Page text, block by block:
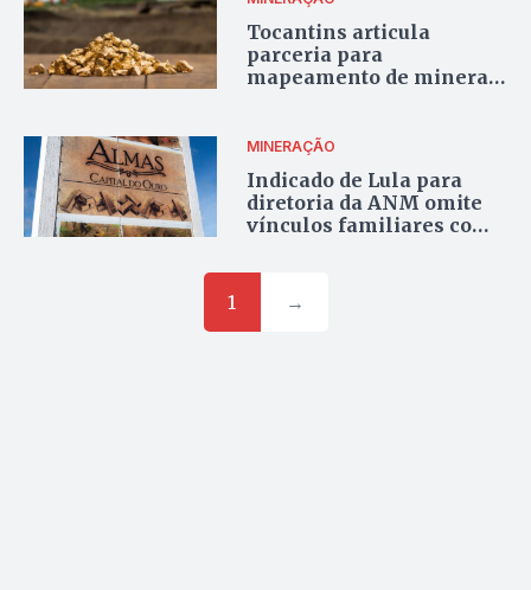
Tocantins articula
parceria para
mapeamento de minerais
MINERAÇÃO
Indicado de Lula para
diretoria da ANM omite
vínculos familiares com
Tocantins
1
→